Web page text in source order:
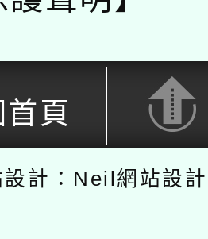
頁
設計：Neil網站設